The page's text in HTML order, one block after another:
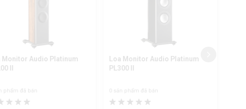
Monitor Audio Platinum
II
phẩm đã bán
Loa Monitor Audio Platinum
PL300 II
0 sản phẩm đã bán